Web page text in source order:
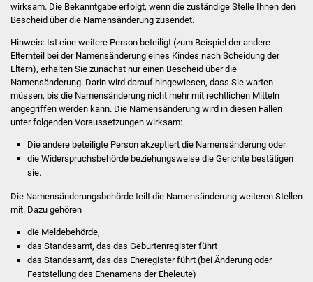
Fachteam Jugend
Kinder- und
Familienzentrum
Stadtwerke
Suenergie
NETZMonitor
Gesundheit und Notfall
Pflege von Angehörigen
wirksam. Die Bekanntgabe erfolgt, wenn die zuständige Stelle Ihnen den
Bescheid über die Namensänderung zusendet.
Hinweis: Ist eine weitere Person beteiligt (zum Beispiel der andere
Elternteil bei der Namensänderung eines Kindes nach Scheidung der
Eltern), erhalten Sie zunächst nur einen Bescheid über die
Namensänderung. Darin wird darauf hingewiesen, dass Sie warten
müssen, bis die Namensänderung nicht mehr mit rechtlichen Mitteln
angegriffen werden kann. Die Namensänderung wird in diesen Fällen
unter folgenden Voraussetzungen wirksam:
Die andere beteiligte Person akzeptiert die Namensänderung oder
die Widerspruchsbehörde beziehungsweise die Gerichte bestätigen
sie.
Die Namensänderungsbehörde teilt die Namensänderung weiteren Stellen
mit. Dazu gehören
die Meldebehörde,
das Standesamt, das das Geburtenregister führt
das Standesamt, das das Eheregister führt (bei Änderung oder
Feststellung des Ehenamens der Eheleute)